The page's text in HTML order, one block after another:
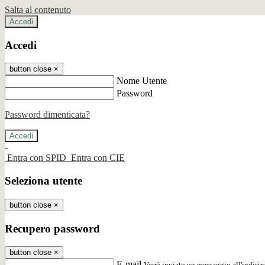
Salta al contenuto
Accedi
Accedi
button close ×
Nome Utente
Password
Password dimenticata?
-
Entra con SPID Entra con CIE
Seleziona utente
button close ×
Recupero password
button close ×